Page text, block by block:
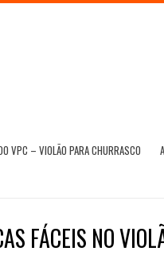
VPC – VIOLÃO PARA CHURRASCO
FÁCEIS NO